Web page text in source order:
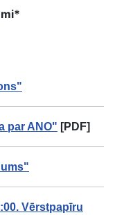
par ANO" [PDF]
Vērstpapīru